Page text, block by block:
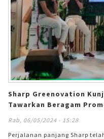
Sharp Greenovation
Tawarkan Beragam
Rab, 06/05/2024 - 15:28
Perjalanan panjang Sharp